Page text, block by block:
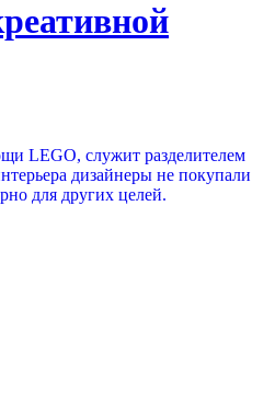
LEGO, служит разделителем
дизайнеры не покупали
для других целей.